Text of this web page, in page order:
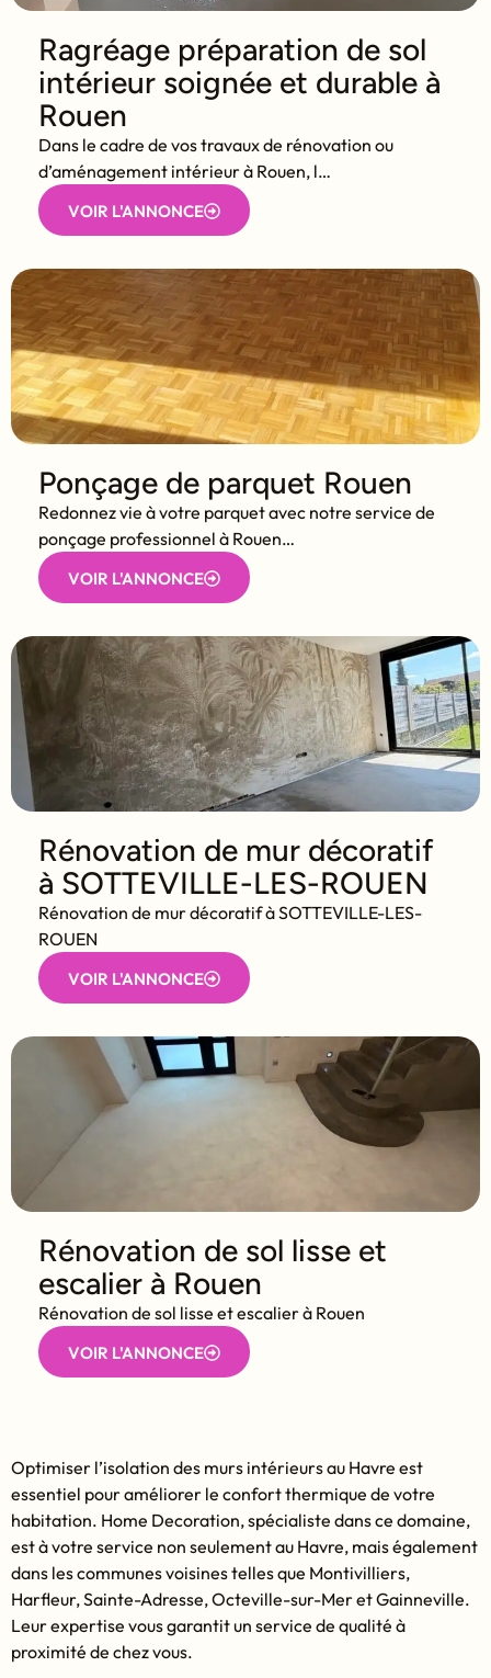
Ragréage préparation de sol
intérieur soignée et durable à
Rouen
Dans le cadre de vos travaux de rénovation ou
d’aménagement intérieur à Rouen, l…
VOIR L'ANNONCE
Ponçage de parquet Rouen
Redonnez vie à votre parquet avec notre service de
ponçage professionnel à Rouen…
VOIR L'ANNONCE
Rénovation de mur décoratif
à SOTTEVILLE-LES-ROUEN
Rénovation de mur décoratif à SOTTEVILLE-LES-
ROUEN
VOIR L'ANNONCE
Rénovation de sol lisse et
escalier à Rouen
Rénovation de sol lisse et escalier à Rouen
VOIR L'ANNONCE
Optimiser l’isolation des murs intérieurs au Havre est
essentiel pour améliorer le confort thermique de votre
habitation. Home Decoration, spécialiste dans ce domaine,
est à votre service non seulement au Havre, mais également
dans les communes voisines telles que Montivilliers,
Harfleur, Sainte-Adresse, Octeville-sur-Mer et Gainneville.
Leur expertise vous garantit un service de qualité à
proximité de chez vous.